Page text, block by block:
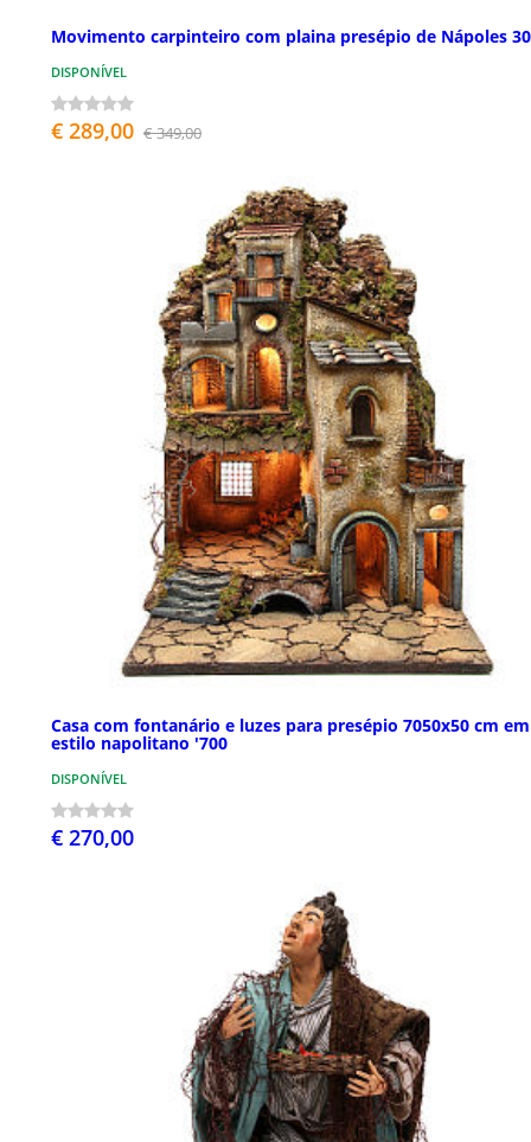
Movimento carpinteiro com plaina presépio de Nápoles
DISPONÍVEL
€ 289,00 € 349,00
Casa com fontanário e luzes para presépio 7050x50 cm em
estilo napolitano '700
DISPONÍVEL
€ 270,00